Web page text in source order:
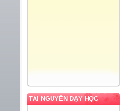
TÀI NGUYÊN DẠY HỌC